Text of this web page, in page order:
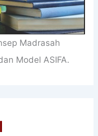
Madrasah
Model ASIFA.